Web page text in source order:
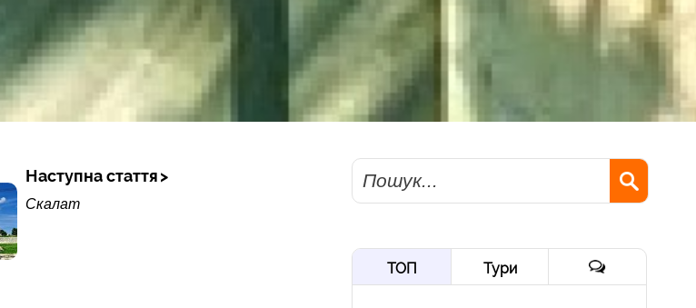
Наступна стаття
Скалат
Пошук
ТОП Тури